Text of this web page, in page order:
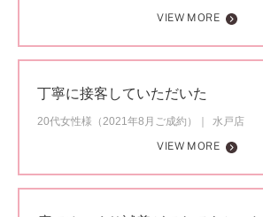
VIEW MORE
丁寧に接客していただいた
20代女性様（2021年8月ご成約）
水戸店
VIEW MORE